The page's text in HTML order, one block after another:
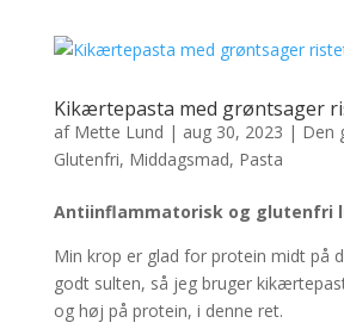
Kikærtepasta med grøntsager
af Mette Lund | aug 30, 2023 | Den
Glutenfri, Middagsmad, Pasta
Antiinflammatorisk og glutenfri
Min krop er glad for protein midt på
godt sulten, så jeg bruger
og høj på protein, i denne ret.